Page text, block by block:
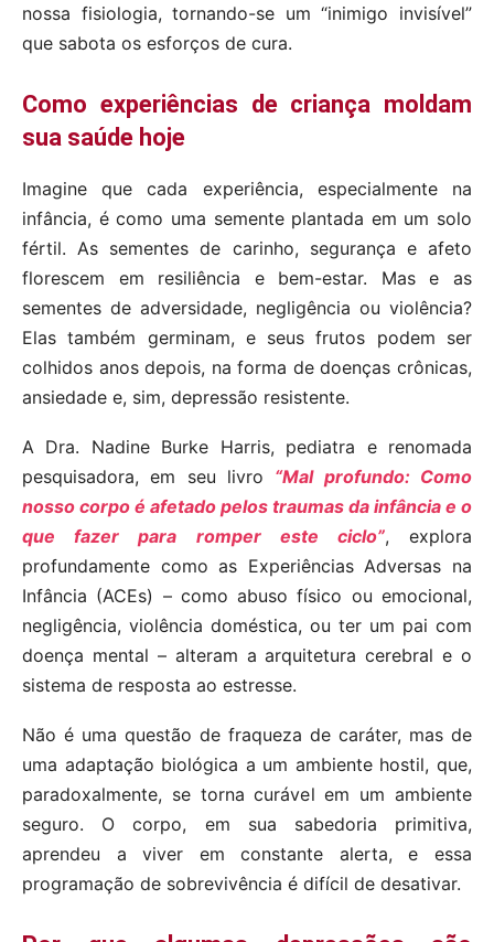
nossa fisiologia, tornando-se um “inimigo invisível”
que sabota os esforços de cura.
Como experiências de criança moldam
sua saúde hoje
Imagine que cada experiência, especialmente na
infância, é como uma semente plantada em um solo
fértil. As sementes de carinho, segurança e afeto
florescem em resiliência e bem-estar. Mas e as
sementes de adversidade, negligência ou violência?
Elas também germinam, e seus frutos podem ser
colhidos anos depois, na forma de doenças crônicas,
ansiedade e, sim, depressão resistente.
A Dra. Nadine Burke Harris, pediatra e renomada
pesquisadora, em seu livro “Mal profundo: Como
nosso corpo é afetado pelos traumas da infância e o
que fazer para romper este ciclo”, explora
profundamente como as Experiências Adversas na
Infância (ACEs) – como abuso físico ou emocional,
negligência, violência doméstica, ou ter um pai com
doença mental – alteram a arquitetura cerebral e o
sistema de resposta ao estresse.
Não é uma questão de fraqueza de caráter, mas de
uma adaptação biológica a um ambiente hostil, que,
paradoxalmente, se torna curável em um ambiente
seguro. O corpo, em sua sabedoria primitiva,
aprendeu a viver em constante alerta, e essa
programação de sobrevivência é difícil de desativar.